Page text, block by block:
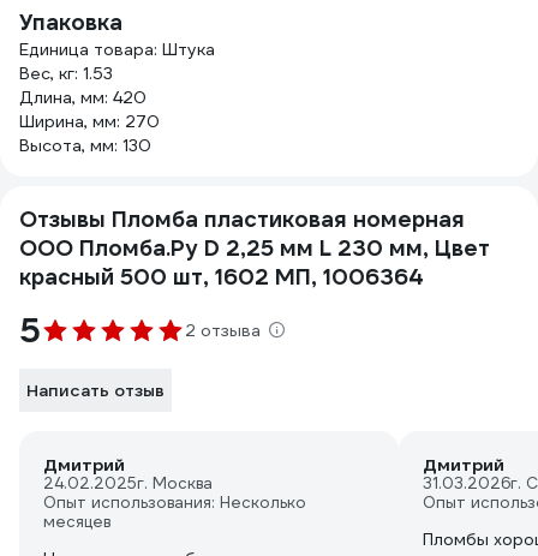
Упаковка
Единица товара: Штука
Вес, кг: 1.53
Длина, мм: 420
Ширина, мм: 270
Высота, мм: 130
Отзывы Пломба пластиковая номерная
ООО Пломба.Ру D 2,25 мм L 230 мм, Цвет
красный 500 шт, 1602 МП, 1006364
5 2 отзыва
Написать отзыв
Дмитрий
24.02.2025г. Москва
Опыт использования: Несколько
месяцев
Дмитрий
31.03.2026г.
Опыт
Пломбы